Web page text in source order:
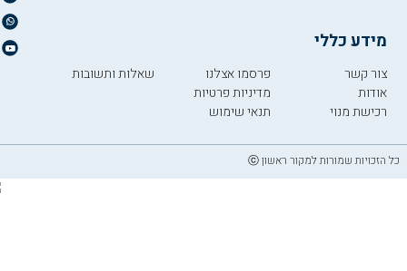
מידע כללי
צור קשר
אודות
רכישת מנוי
פרסמו אצלנו
מדיניות פרטיות
תנאי שימוש
שאלות ותשובות
כל הזכויות שמורות למקור ראשון ⓒ